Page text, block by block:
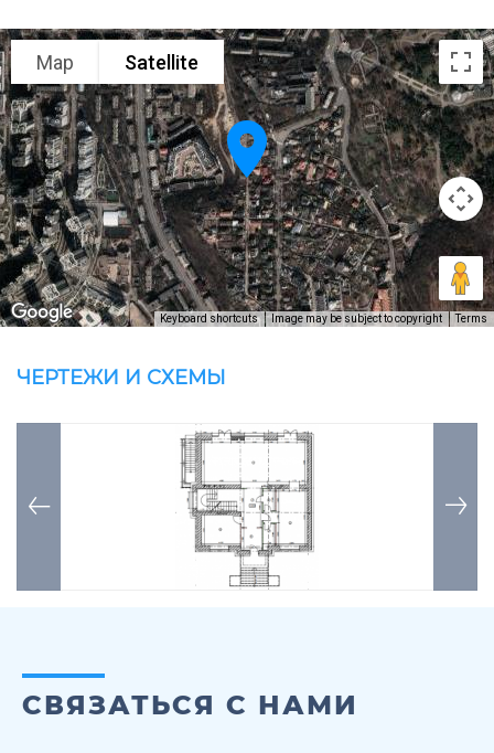
Map Satellite
Keyboard shortcuts Image may be subject to copyright Terms
ЧЕРТЕЖИ И СХЕМЫ
СВЯЗАТЬСЯ С НАМИ